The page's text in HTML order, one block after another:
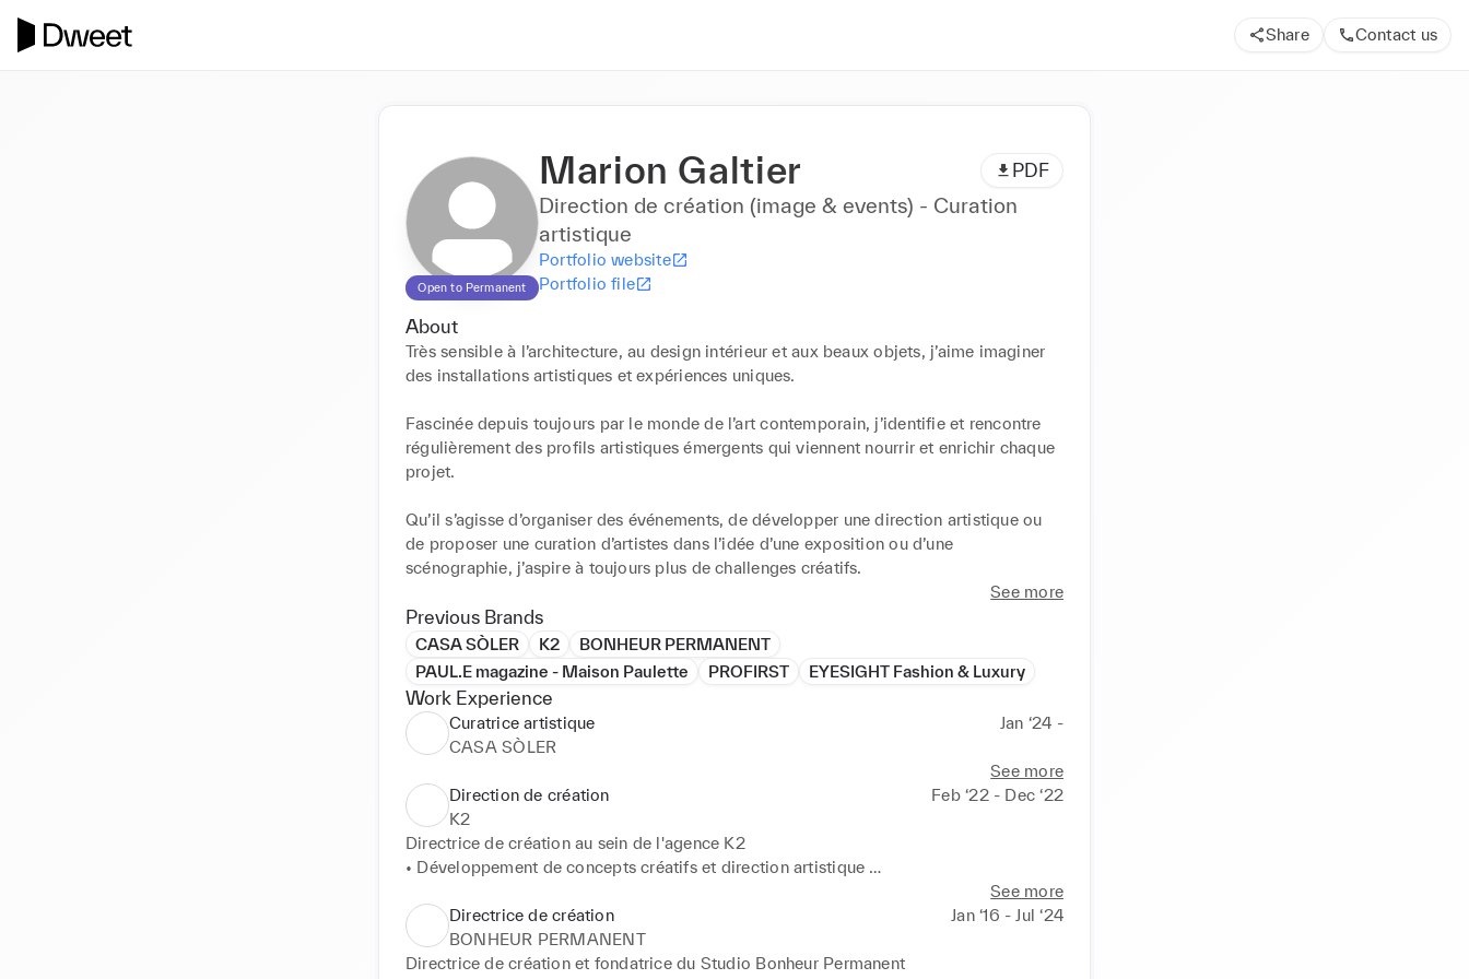
Share Contact us
Open to Permanent
Marion Galtier PDF
Direction de création (image & events) - Curation
artistique
Portfolio website
Portfolio file
About
Très sensible à l’architecture, au design intérieur et aux beaux objets, j’aime imaginer
des installations artistiques et expériences uniques.
Fascinée depuis toujours par le monde de l’art contemporain, j’identifie et rencontre
régulièrement des profils artistiques émergents qui viennent nourrir et enrichir chaque
projet.
Qu’il s’agisse d’organiser des événements, de développer une direction artistique ou
de proposer une curation d’artistes dans l’idée d’une exposition ou d’une
scénographie, j’aspire à toujours plus de challenges créatifs.
See more
Previous Brands
CASA SÒLER K2
BONHEUR PERMANENT
PAUL.E magazine - Maison Paulette
PROFIRST EYESIGHT Fashion & Luxury
Work Experience
Curatrice artistique
Jan ‘24 -
CASA SÒLER
See more
Direction de création
Feb ‘22 - Dec ‘22
K2
Directrice de création au sein de l'agence K2
• Développement de concepts créatifs et direction artistique
• Pilotage des équipes créatives (studio d'architecture / scénographe / graphiste /
light designer)…
• Sourcing du mobilier et de la décoration
See more
Directrice de création
Jan ‘16 - Jul ‘24
BONHEUR PERMANENT
Directrice de création et fondatrice du Studio Bonheur Permanent